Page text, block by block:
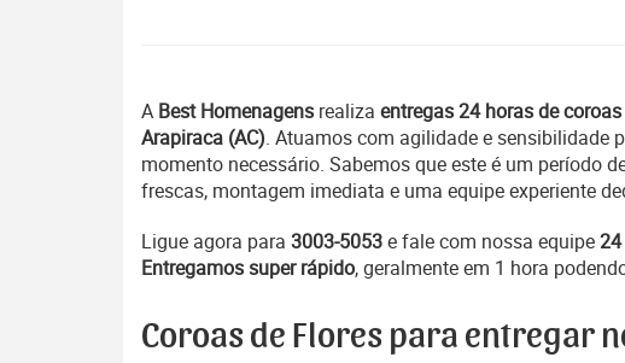
A Best Homenagens realiza entregas 24 horas de
Arapiraca (AC). Atuamos com agilidade e sensibilidade
momento necessário. Sabemos que este é um período
frescas, montagem imediata e uma equipe experiente
Ligue agora para 3003-5053e fale com nossa equipe
Entregamos super rápido, geralmente em 1 hora
Coroas de Flores para entregar